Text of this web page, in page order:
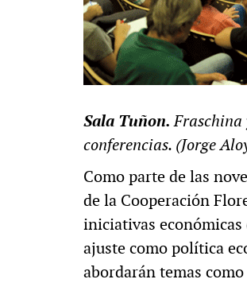
Sala Tuñon.Fraschina
conferencias. (Jorge
Como parte de las
de la Cooperación
iniciativas
ajuste como política
abordarán temas